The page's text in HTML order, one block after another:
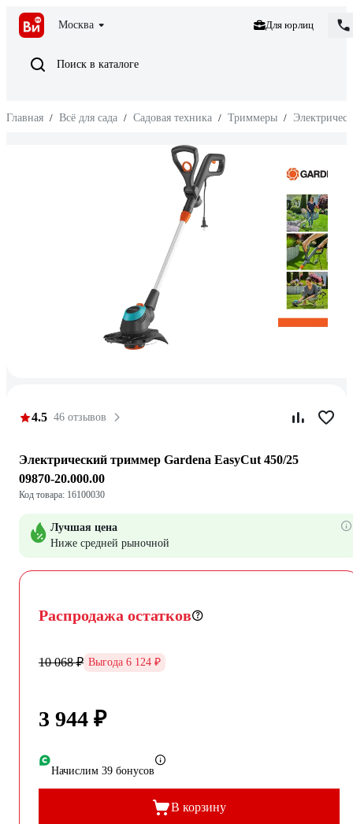
Москва Для юрлиц
Поиск в каталоге
Главная / Всё для сада / Садовая техника / Триммеры /
4.5 46 отзывов
Электрический триммер Gardena EasyCut 450/25
09870-20.000.00
Код товара: 16100030
Лучшая цена
Ниже средней рыночной
Распродажа остатков
10 068 ₽ Выгода 6 124 ₽
3 944 ₽
Начислим 39 бонусов
В корзину